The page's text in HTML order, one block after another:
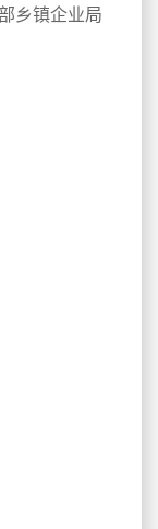
乡镇企业局